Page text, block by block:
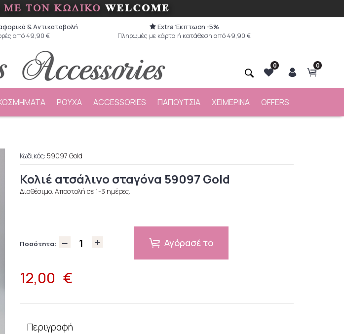
& Aντικαταβολή
από 49,90 €
Extra Έκπτωση -5%
Πληρωμές με κάρτα ή κατάθεση από 49,90 €
0
0
ΡΟΥΧΑ ACCESSORIES ΠΑΠΟΥΤΣΙΑ ΧΕΙΜΕΡΙΝΑ OFFERS
Κωδικός: 59097 Gold
Κολιέ ατσάλινο σταγόνα 59097 Gold
Διαθέσιμο. Αποστολή σε 1-3 ημέρες.
Ποσότητα: Αγόρασέ το
12,00 €
Περιγραφή